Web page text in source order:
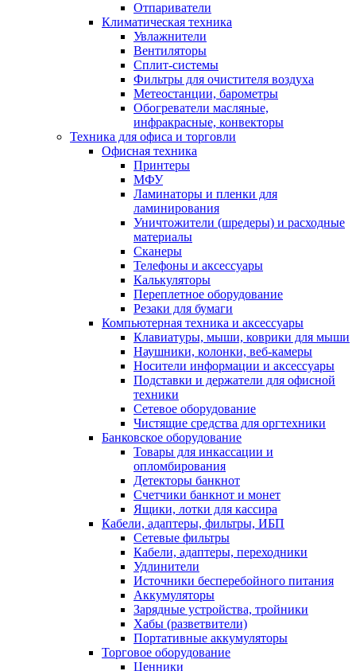
Отпариватели
Климатическая техника
Увлажнители
Вентиляторы
Сплит-системы
Фильтры для очистителя воздуха
Метеостанции, барометры
Обогреватели масляные,
инфракрасные, конвекторы
Техника для офиса и торговли
Офисная техника
Принтеры
МФУ
Ламинаторы и пленки для
ламинирования
Уничтожители (шредеры) и расходные
материалы
Сканеры
Телефоны и аксессуары
Калькуляторы
Переплетное оборудование
Резаки для бумаги
Компьютерная техника и аксессуары
Клавиатуры, мыши, коврики для мыши
Наушники, колонки, веб-камеры
Носители информации и аксессуары
Подставки и держатели для офисной
техники
Сетевое оборудование
Чистящие средства для оргтехники
Банковское оборудование
Товары для инкассации и
опломбирования
Детекторы банкнот
Счетчики банкнот и монет
Ящики, лотки для кассира
Кабели, адаптеры, фильтры, ИБП
Сетевые фильтры
Кабели, адаптеры, переходники
Удлинители
Источники бесперебойного питания
Аккумуляторы
Зарядные устройства, тройники
Хабы (разветвители)
Портативные аккумуляторы
Торговое оборудование
Ценники